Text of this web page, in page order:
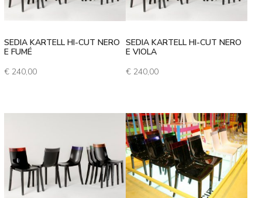
SEDIA KARTELL HI-CUT NERO
E FUMÉ
€ 240,00
SEDIA KARTELL HI-CUT NERO
E VIOLA
€ 240,00